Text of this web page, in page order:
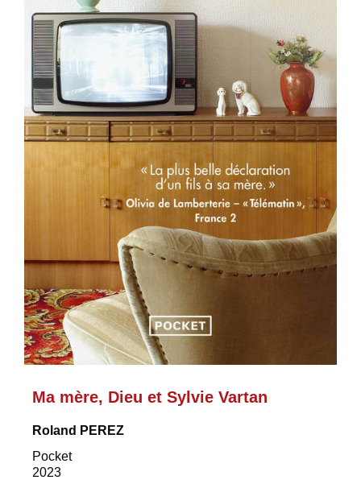
Ma mère, Dieu et Sylvie Vartan
Roland PEREZ
Pocket
2023